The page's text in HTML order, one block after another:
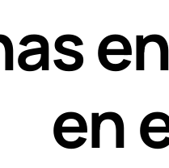
en